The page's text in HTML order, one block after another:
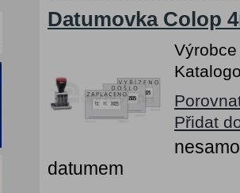
Datumovka Colop
Přidat
datumem